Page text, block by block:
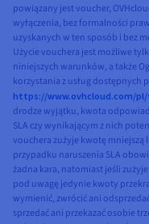
powiązany jest voucher,
wyłączenia, bez formalności
uzyskanych w ten sposób i bez
Użycie vouchera jest możliwe
niniejszych warunków, a także
korzystania z usług dostępnych
https://www.ovhcloud.com/
drodze wyjątku, kwota
SLA czy wynikającym z nich
vouchera zużyje kwotę mniejszą
przypadku naruszenia SLA
żadna kara, natomiast jeśli
pod uwagę jedynie kwoty
wymienić, zwrócić ani
sprzedać ani przekazać osobie